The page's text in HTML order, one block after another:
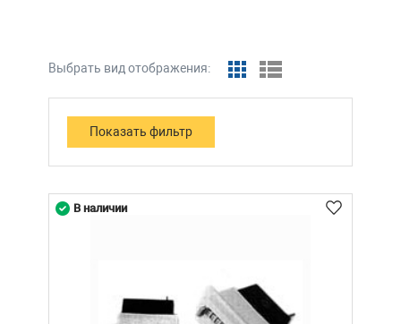
Выбрать вид отображения:
В наличии